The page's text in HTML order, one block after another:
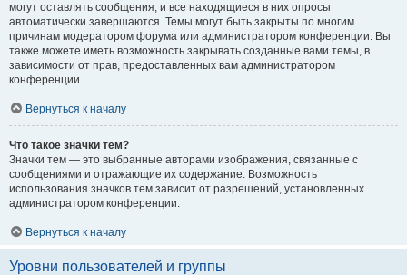
могут оставлять сообщения, и все находящиеся в них опросы
автоматически завершаются. Темы могут быть закрыты по многим
причинам модератором форума или администратором конференции. Вы
также можете иметь возможность закрывать созданные вами темы, в
зависимости от прав, предоставленных вам администратором
конференции.
Вернуться к началу
Что такое значки тем?
Значки тем — это выбранные авторами изображения, связанные с
сообщениями и отражающие их содержание. Возможность
использования значков тем зависит от разрешений, установленных
администратором конференции.
Вернуться к началу
Уровни пользователей и группы